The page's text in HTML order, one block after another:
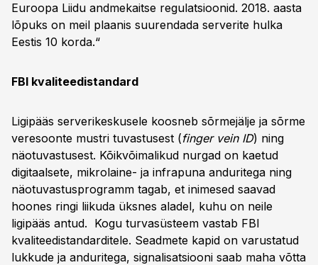
Euroopa Liidu andmekaitse regulatsioonid. 2018. aasta
lõpuks on meil plaanis suurendada serverite hulka
Eestis 10 korda.“
FBI kvaliteedistandard
Ligipääs serverikeskusele koosneb sõrmejälje ja sõrme
veresoonte mustri tuvastusest (finger vein ID) ning
näotuvastusest. Kõikvõimalikud nurgad on kaetud
digitaalsete, mikrolaine- ja infrapuna anduritega ning
näotuvastusprogramm tagab, et inimesed saavad
hoones ringi liikuda üksnes aladel, kuhu on neile
ligipääs antud. Kogu turvasüsteem vastab FBI
kvaliteedistandarditele. Seadmete kapid on varustatud
lukkude ja anduritega, signalisatsiooni saab maha võtta